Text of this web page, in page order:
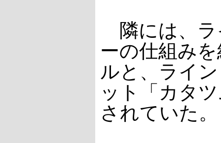
隣には、ラ
ーの仕組み
ルと、ライ
ット「カタ
されていた。